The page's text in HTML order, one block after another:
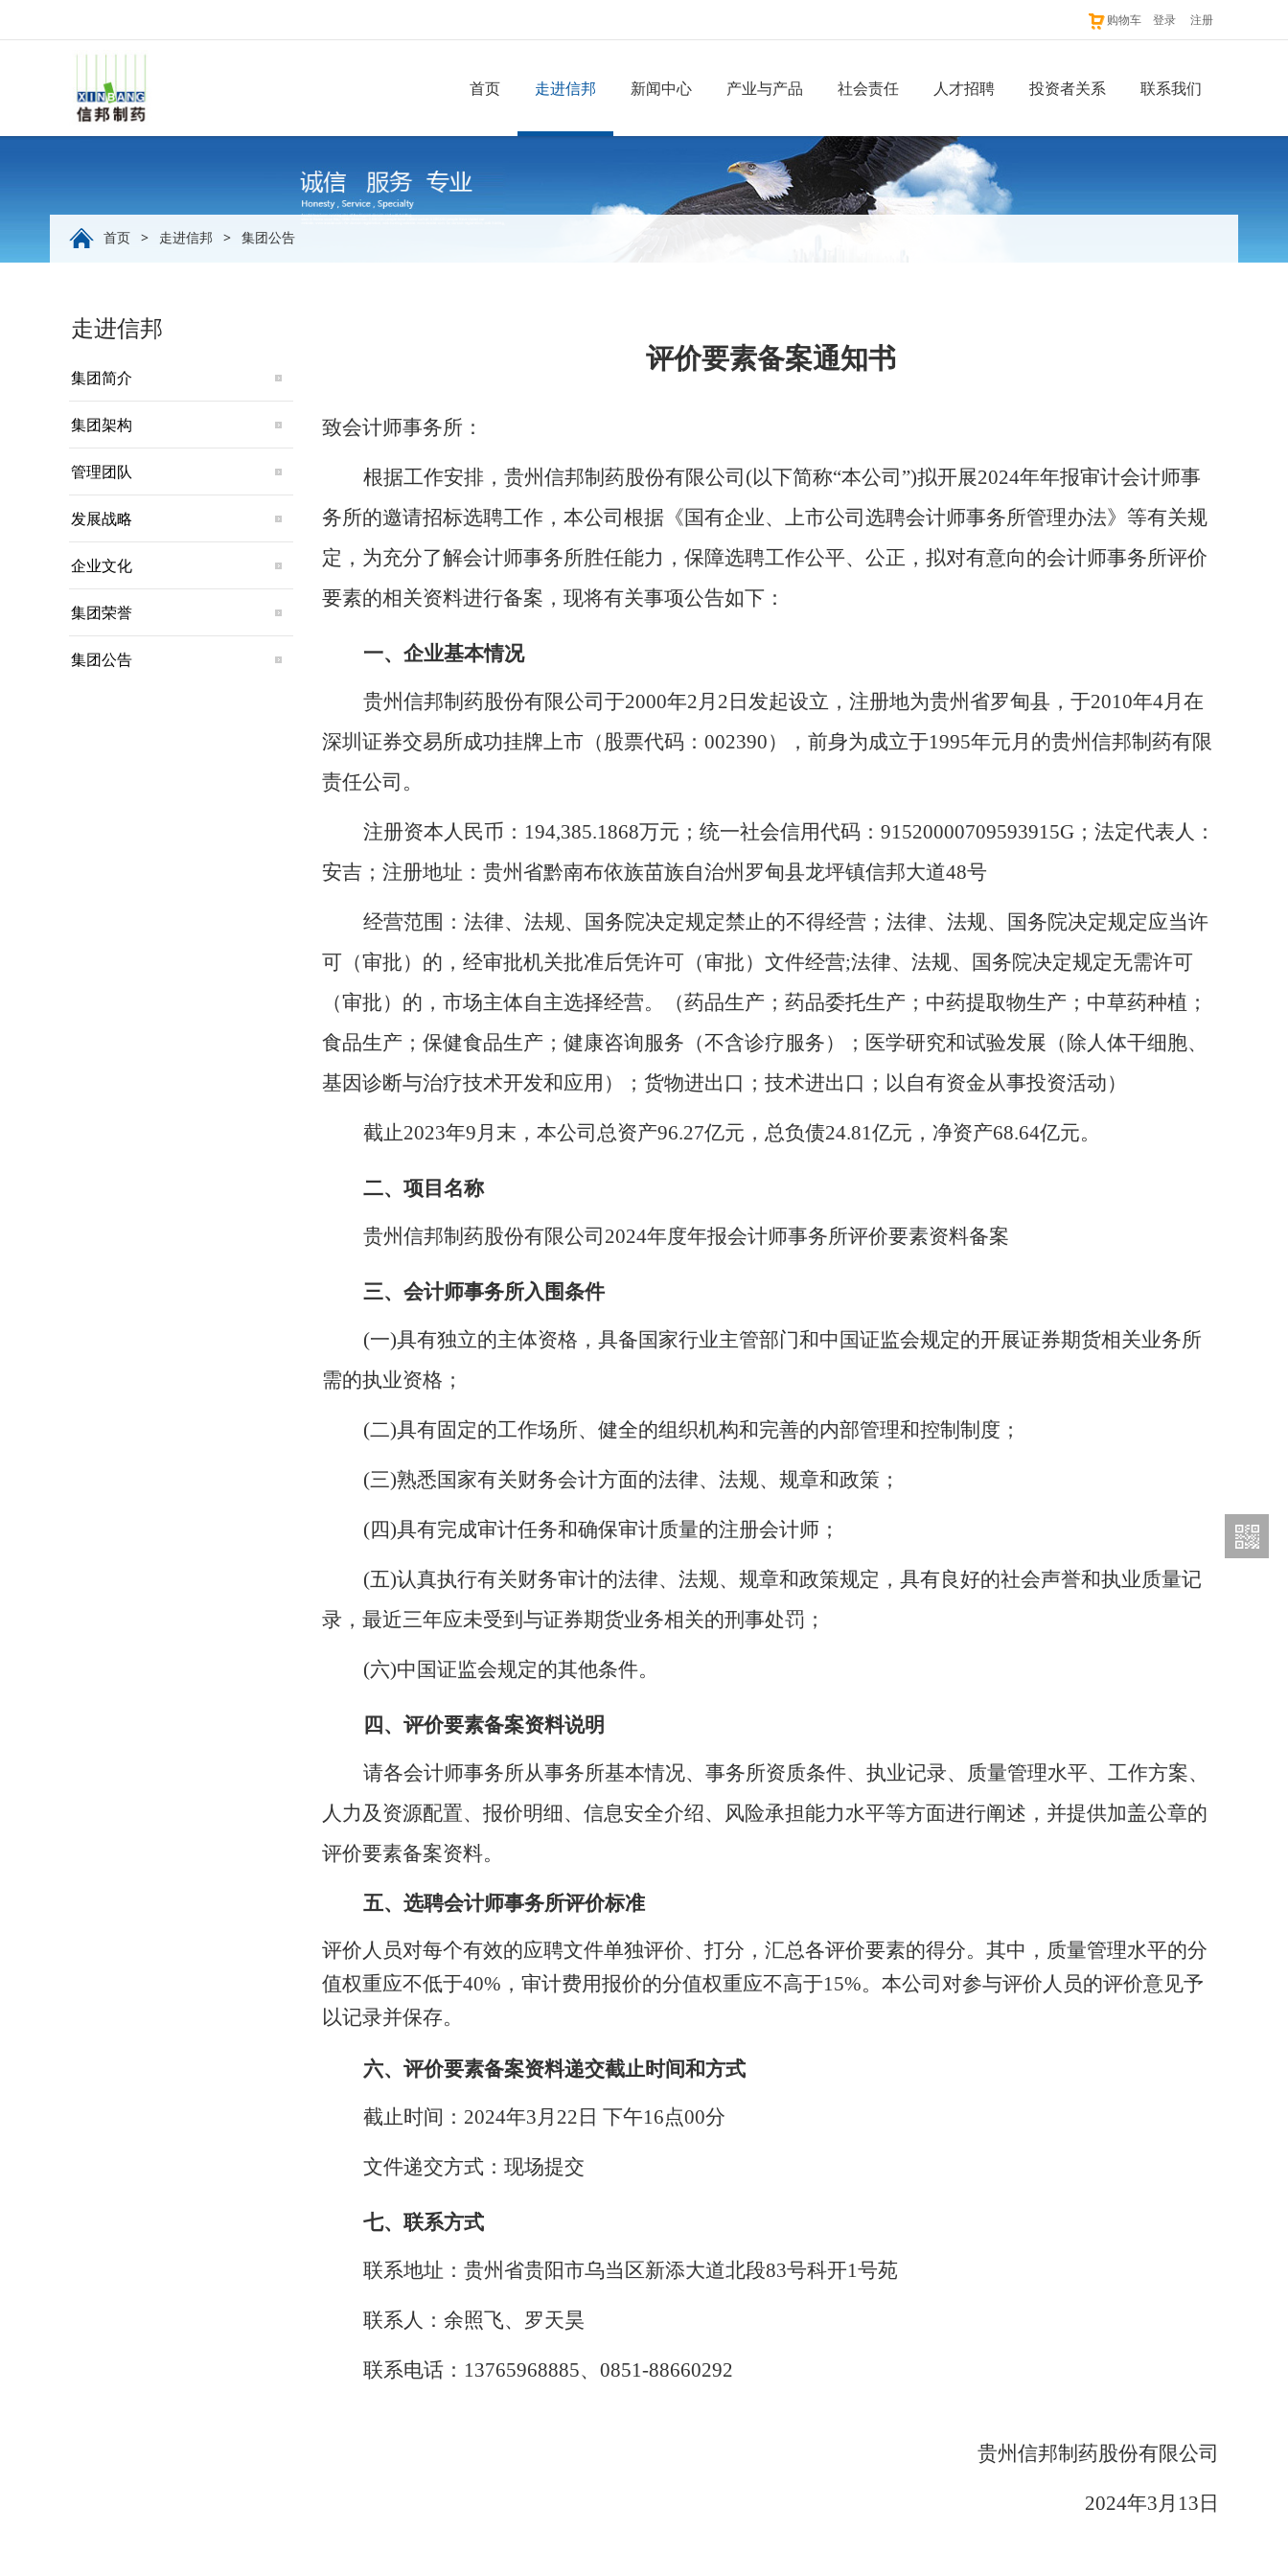
登录 注册
购物车
首页 走进信邦 新闻中心 产业与产品 社会责任 人才招聘 投资者关系 联系我们
首页 > 走进信邦 > 集团公告
走进信邦
集团简介
集团架构
管理团队
发展战略
企业文化
集团荣誉
集团公告
评价要素备案通知书
致会计师事务所：
根据工作安排，贵州信邦制药股份有限公司 (以下简称“本公司”)拟开展2024年年报审计会计师事
务所的邀请招标选聘工作，本公司根据《国有企业、上市公司选聘会计师事务所管理办法》 等有关规
定 ，为充分了解会计师事务所胜任能力，保障选聘工作公平、公正，拟对有意向的会计师事务所评价
要素的相关资料进行备案，现将有关事项公告如下：
一、企业基本情况
贵州信邦制药股份有限公司于2000年2月2日发起设立，注册地为贵州省罗甸县，于2010年4月在
深圳证券交易所成功挂牌上市（股票代码：002390），前身为成立于1995年元月的贵州信邦制药有限
责任公司。
注册资本人民币： 194,385.1868万元；统一社会信用代码： 91520000709593915G ；法定代表人：
安吉；注册地址：贵州省黔南布依族苗族自治州罗甸县龙坪镇信邦大道48号
经营范围：法律、法规、国务院决定规定禁止的不得经营；法律、法规、国务院决定规定应当许
可（审批）的，经审批机关批准后凭许可（审批）文件经营;法律、法规、国务院决定规定无需许可
（审批）的，市场主体自主选择经营。（药品生产；药品委托生产；中药提取物生产；中草药种植；
食品生产；保健食品生产；健康咨询服务（不含诊疗服务）；医学研究和试验发展（除人体干细胞、
基因诊断与治疗技术开发和应用）；货物进出口；技术进出口；以自有资金从事投资活动）
截止2023年9月末，本公司总资产96.27亿元，总负债24.81亿元，净资产68.64亿元。
二、项目名称
贵州信邦制药股份有限公司 2024年度年报会计师事务所评价要素资料备案
三、会计师事务所入围条件
(一)具有独立的主体资格，具备国家行业主管部门和中国证监会规定的开展证券期货相关业务所
需的执业资格；
(二)具有固定的工作场所、健全的组织机构和完善的内部管理和控制制度；
(三)熟悉国家有关财务会计方面的法律、法规、规章和政策；
(四)具有完成审计任务和确保审计质量的注册会计师；
(五)认真执行有关财务审计的法律、法规、规章和政策规定，具有良好的社会声誉和执业质量记
录，最近三年应未受到与证券期货业务相关的刑事处罚；
(六)中国证监会规定的其他条件。
四、评价要素备案资料说明
请各会计师事务所从事务所基本情况、事务所资质条件、执业记录、质量管理水平、工作方案、
人力及资源配置、报价明细、信息安全介绍、风险承担能力水平等方面进行阐述，并提供加盖公章的
评价要素备案资料。
五、 选聘会计师事务所评价标准
评价人员对每个有效的应聘文件单独评价、打分，汇总各评价要素的得分。其中，质量管理水平的分
值权重应不低于40%，审计费用报价的分值权重应不高于15%。 本公司 对参与评价人员的评价意见予
以记录并保存。
六、评价要素备案资料递交截止时间和方式
截止时间： 2024年3月22 日 下午16点00分
文件递交方式：现场提交
七、联系方式
联系地址：贵州省贵阳市乌当区新添大道北段83号科开1号苑
联系人：余照飞、罗天昊
联系电话： 13765968885、 0851-88660292
贵州信邦制药股份有限公司
2024年3月13 日